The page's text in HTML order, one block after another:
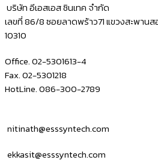
เหรียญ
บริษัท อีเอสเอส ซินเทค จำกัด
เลขที่ 86/8 ซอยลาดพร้าว71 แขวงสะพาน
10310
Office. 02-5301613-4
Fax. 02-5301218
HotLine. 086-300-2789
nitinath@esssyntech.com
ekkasit@esssyntech.com